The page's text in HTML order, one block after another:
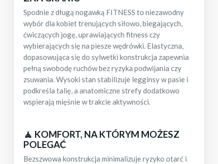
Spodnie z długą nogawką FITNESS to niezawodny
wybór dla kobiet trenujących siłowo, biegających,
ćwiczących jogę, uprawiających fitness czy
wybierających się na piesze wędrówki. Elastyczna,
dopasowująca się do sylwetki konstrukcja zapewnia
pełną swobodę ruchów bez ryzyka podwijania czy
zsuwania. Wysoki stan stabilizuje legginsy w pasie i
podkreśla talię, a anatomiczne strefy dodatkowo
wspierają mięśnie w trakcie aktywności.
🧘 KOMFORT, NA KTÓRYM MOŻESZ
POLEGAĆ
Bezszwowa konstrukcja minimalizuje ryzyko otarć i